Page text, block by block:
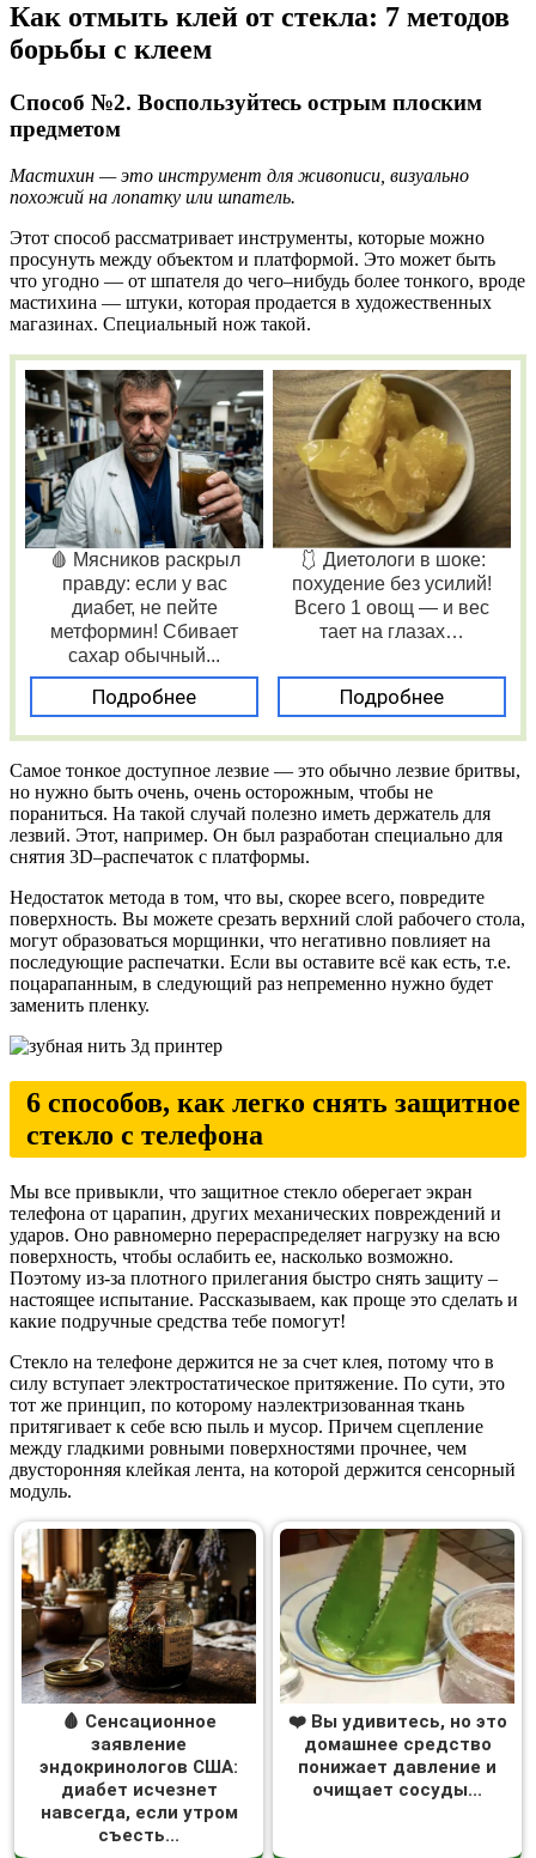
Как отмыть клей от стекла: 7 методов
борьбы с клеем
Способ №2. Воспользуйтесь острым плоским
предметом
Мастихин — это инструмент для живописи, визуально
похожий на лопатку или шпатель.
Этот способ рассматривает инструменты, которые можно
просунуть между объектом и платформой. Это может быть
что угодно — от шпателя до чего–нибудь более тонкого, вроде
мастихина — штуки, которая продается в художественных
магазинах. Специальный нож такой.
🩸 Мясников раскрыл
правду: если у вас
диабет, не пейте
метформин! Сбивает
сахар обычный...
Подробнее
🩱 Диетологи в шоке:
похудение без усилий!
Всего 1 овощ — и вес
тает на глазах…
Подробнее
Самое тонкое доступное лезвие — это обычно лезвие бритвы,
но нужно быть очень, очень осторожным, чтобы не
пораниться. На такой случай полезно иметь держатель для
лезвий. Этот, например. Он был разработан специально для
снятия 3D–распечаток с платформы.
Недостаток метода в том, что вы, скорее всего, повредите
поверхность. Вы можете срезать верхний слой рабочего стола,
могут образоваться морщинки, что негативно повлияет на
последующие распечатки. Если вы оставите всё как есть, т.е.
поцарапанным, в следующий раз непременно нужно будет
заменить пленку.
6 способов, как легко снять защитное
стекло с телефона
Мы все привыкли, что защитное стекло оберегает экран
телефона от царапин, других механических повреждений и
ударов. Оно равномерно перераспределяет нагрузку на всю
поверхность, чтобы ослабить ее, насколько возможно.
Поэтому из-за плотного прилегания быстро снять защиту –
настоящее испытание. Рассказываем, как проще это сделать и
какие подручные средства тебе помогут!
Стекло на телефоне держится не за счет клея, потому что в
силу вступает электростатическое притяжение. По сути, это
тот же принцип, по которому наэлектризованная ткань
притягивает к себе всю пыль и мусор. Причем сцепление
между гладкими ровными поверхностями прочнее, чем
двусторонняя клейкая лента, на которой держится сенсорный
модуль.
🩸 Сенсационное
заявление
эндокринологов США:
диабет исчезнет
навсегда, если утром
съесть...
❤️ Вы удивитесь, но это
домашнее средство
понижает давление и
очищает сосуды...